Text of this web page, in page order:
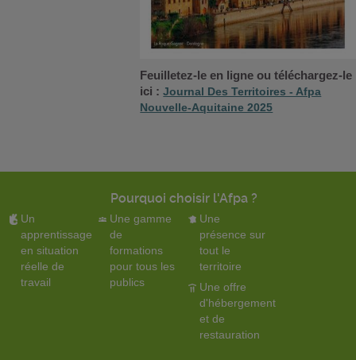
Feuilletez-le en ligne ou téléchargez-le
ici :Journal Des Territoires - Afpa
Nouvelle-Aquitaine 2025
Pourquoi choisir l'Afpa ?
Un
apprentissage
en situation
réelle de
travail
Une gamme
de
formations
pour tous les
publics
Une
présence sur
tout le
territoire
Une offre
d'hébergement
et de
restauration